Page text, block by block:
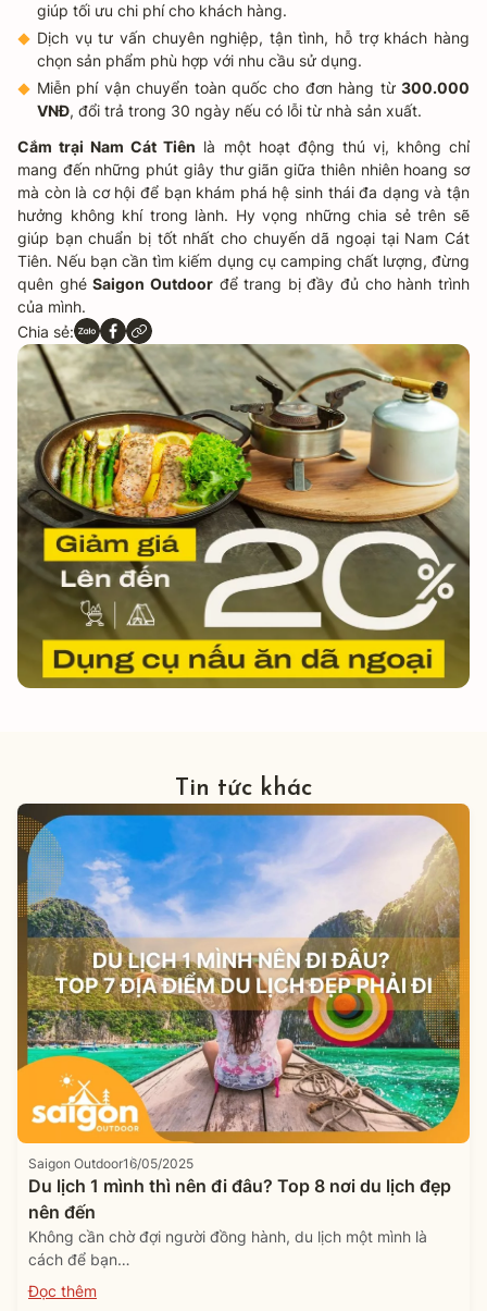
giúp tối ưu chi phí cho khách hàng.
Dịch vụ tư vấn chuyên nghiệp, tận tình, hỗ trợ khách hàng
chọn sản phẩm phù hợp với nhu cầu sử dụng.
Miễn phí vận chuyển toàn quốc cho đơn hàng từ 300.000
VNĐ, đổi trả trong 30 ngày nếu có lỗi từ nhà sản xuất.
Cắm trại Nam Cát Tiên là một hoạt động thú vị, không chỉ
mang đến những phút giây thư giãn giữa thiên nhiên hoang sơ
mà còn là cơ hội để bạn khám phá hệ sinh thái đa dạng và tận
hưởng không khí trong lành. Hy vọng những chia sẻ trên sẽ
giúp bạn chuẩn bị tốt nhất cho chuyến dã ngoại tại Nam Cát
Tiên. Nếu bạn cần tìm kiếm dụng cụ camping chất lượng, đừng
quên ghéSaigon Outdoorđể trang bị đầy đủ cho hành trình
của mình.
Chia sẻ:
Tin tức khác
Saigon Outdoor16/05/2025
Du lịch 1 mình thì nên đi đâu? Top 8 nơi du lịch đẹp
nên đến
Không cần chờ đợi người đồng hành, du lịch một mình là
cách để bạn…
Đọc thêm